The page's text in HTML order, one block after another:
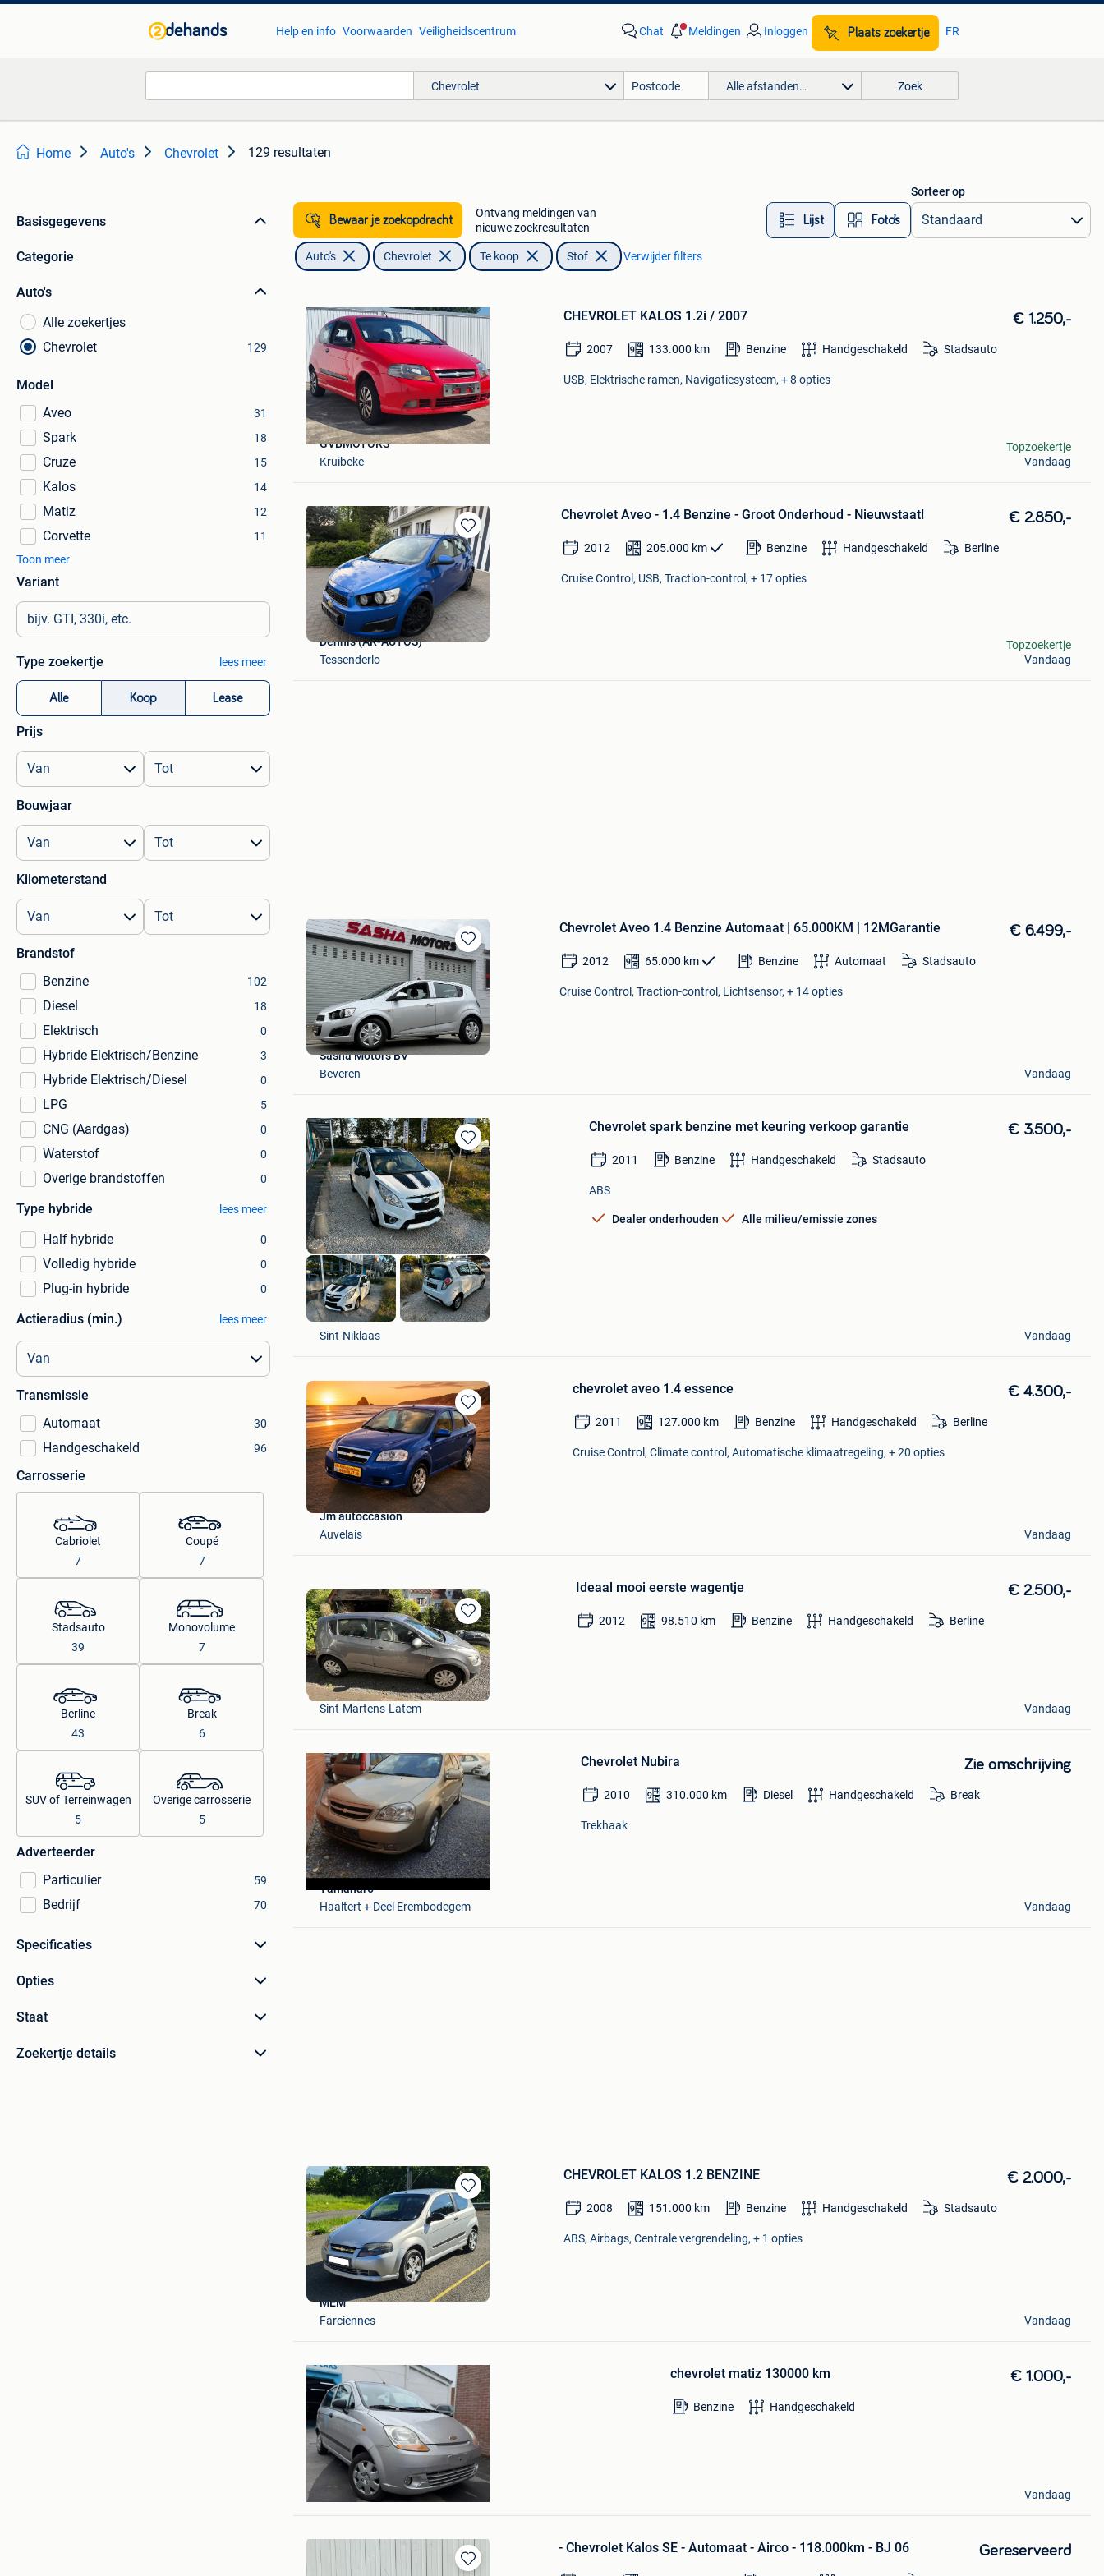
Help en info Voorwaarden Veiligheidscentrum Chat Meldingen Inloggen Plaats zoekertje FR
Chevrolet Alle afstanden… Zoek
Home Auto's Chevrolet 129 resultaten
Basisgegevens
Categorie
Auto's
Alle zoekertjes
Chevrolet
129
Model
Aveo
31
Spark 18
Cruze 15
Kalos 14
Matiz 12
Corvette
11
Toon meer
Variant
Type zoekertje lees meer
Alle Koop Lease
Prijs
Bouwjaar
Kilometerstand
Brandstof
Benzine
102
Diesel 18
Elektrisch 0
Hybride Elektrisch/Benzine 3
Hybride Elektrisch/Diesel 0
LPG 5
CNG (Aardgas) 0
Waterstof 0
Overige brandstoffen 0
Type hybride lees meer
Half hybride 0
Volledig hybride 0
Plug-in hybride 0
Actieradius (min.) lees meer
Transmissie
Automaat
30
Handgeschakeld 96
Carrosserie
Cabriolet
7
Coupé
7
Stadsauto
39
Monovolume
7
Berline
43
Break
6
SUV of Terreinwagen
5
Overige carrosserie
5
Adverteerder
Particulier
59
Bedrijf 70
Specificaties
Opties
Staat
Zoekertje details
Bewaar je zoekopdracht
Ontvang meldingen van
nieuwe zoekresultaten
Lijst Foto’s
Sorteer op
Auto's Chevrolet Te koop Stof Verwijder filters
Bewaren
in
CHEVROLET KALOS 1.2i / 2007 € 1.250,-
2007 133.000 km Benzine Handgeschakeld Stadsauto
USB, Elektrische ramen, Navigatiesysteem, + 8 opties
GVBMOTORS
Kruibeke
Topzoekertje
Vandaag
Bewaren
in
Mijn
Favorieten
Chevrolet Aveo - 1.4 Benzine - Groot Onderhoud - Nieuwstaat! € 2.850,-
2012 205.000 km Benzine Handgeschakeld Berline
Cruise Control, USB, Traction-control, + 17 opties
Dennis (AR-AUTOS)
Tessenderlo
Topzoekertje
Vandaag
Bewaren
in
Mijn
Favorieten
Chevrolet Aveo 1.4 Benzine Automaat | 65.000KM | 12MGarantie € 6.499,-
2012 65.000 km Benzine Automaat Stadsauto
Cruise Control, Traction-control, Lichtsensor, + 14 opties
Sasha Motors BV
Beveren
Vandaag
Bewaren
in
Mijn
Favorieten
Chevrolet spark benzine met keuring verkoop garantie € 3.500,-
2011 Benzine Handgeschakeld Stadsauto
ABS
Dealer onderhouden Alle milieu/emissie zones
YET-CARS
Sint-Niklaas
Vandaag
Bewaren
in
Mijn
Favorieten
chevrolet aveo 1.4 essence € 4.300,-
2011 127.000 km Benzine Handgeschakeld Berline
Cruise Control, Climate control, Automatische klimaatregeling, + 20 opties
Jm autoccasion
Auvelais
Vandaag
Bewaren
in
Mijn
Favorieten
Ideaal mooi eerste wagentje € 2.500,-
2012 98.510 km Benzine Handgeschakeld Berline
piet
Sint-Martens-Latem
Vandaag
Bewaren
in
Mijn
Favorieten
Chevrolet Nubira Zie omschrijving
2010 310.000 km Diesel Handgeschakeld Break
Trekhaak
Yamahar6
Haaltert + Deel Erembodegem
Vandaag
Bewaren
in
Mijn
Favorieten
CHEVROLET KALOS 1.2 BENZINE € 2.000,-
2008 151.000 km Benzine Handgeschakeld Stadsauto
ABS, Airbags, Centrale vergrendeling, + 1 opties
MEM
Farciennes
Vandaag
Bewaren
in
Mijn
chevrolet matiz 130000 km € 1.000,-
Benzine Handgeschakeld
Franckx Peggy
Leuven
Vandaag
- Chevrolet Kalos SE - Automaat - Airco - 118.000km - BJ 06 Gereserveerd